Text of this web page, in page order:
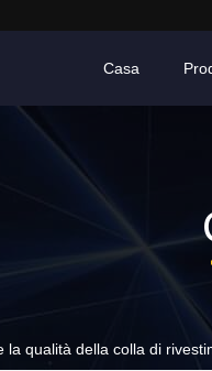
Casa
qualità della colla di